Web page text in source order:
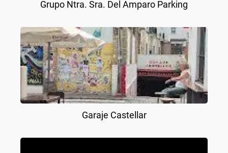
Grupo Ntra. Sra. Del Amparo Parking
Garaje Castellar